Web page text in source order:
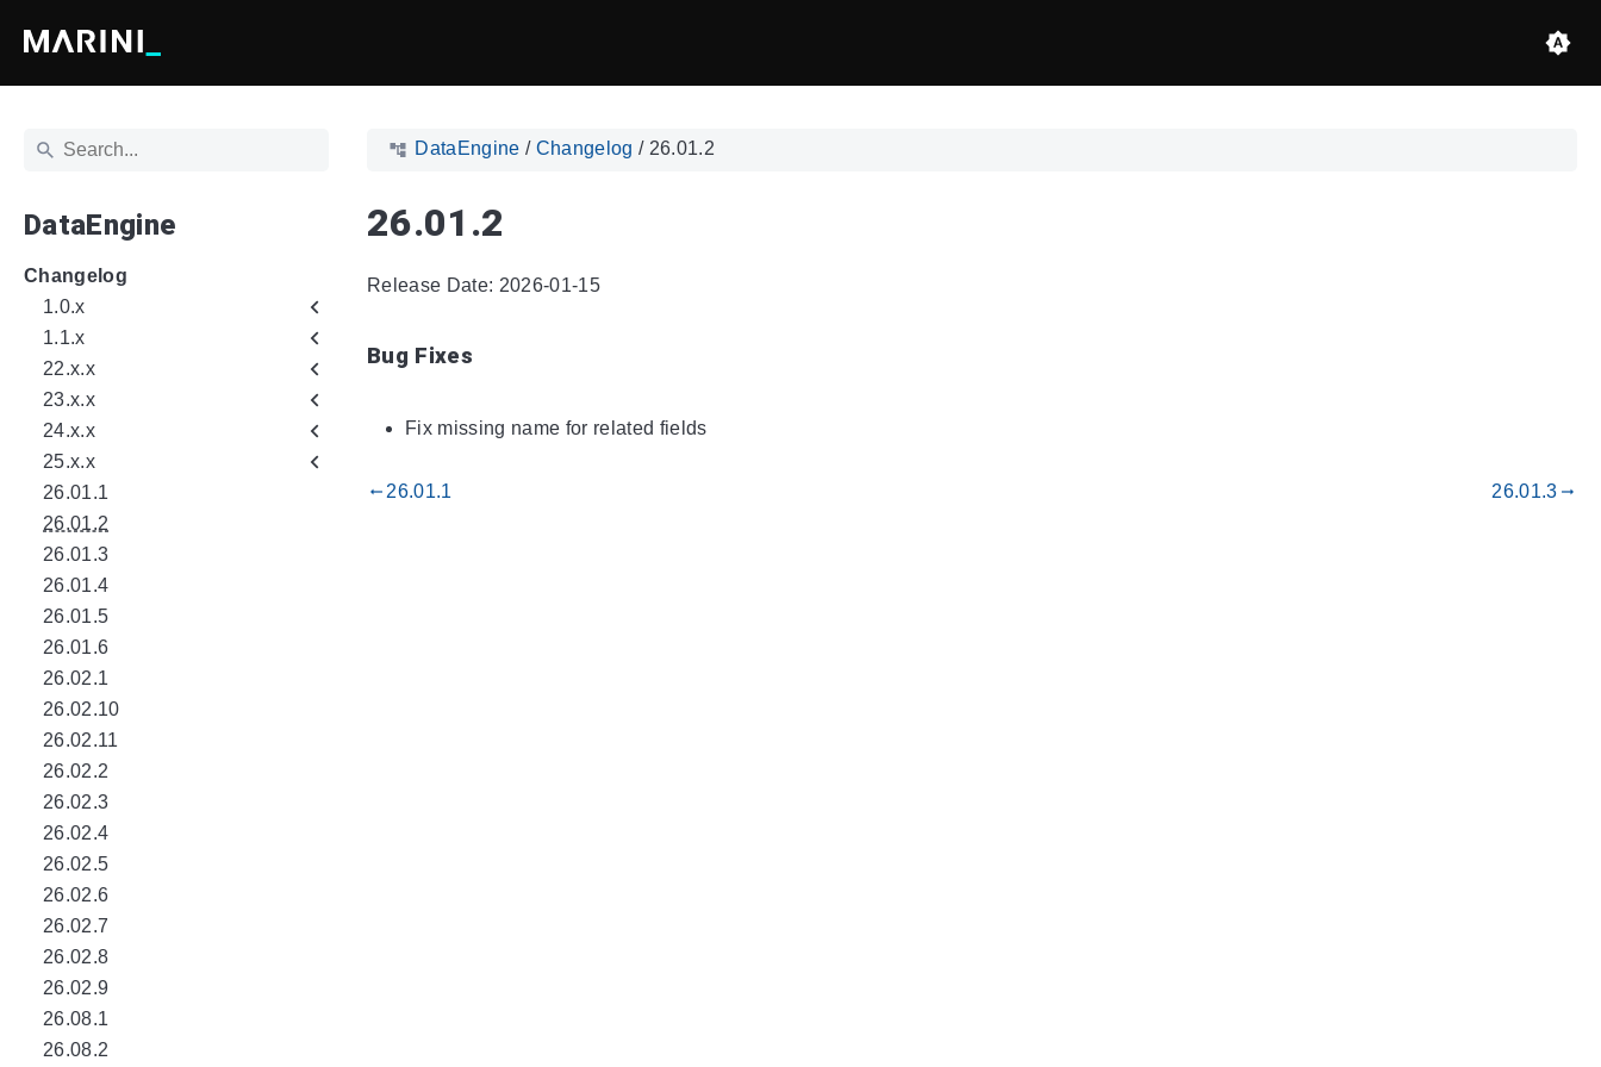
DataEngine
Changelog
1.0.x
1.1.x
22.x.x
23.x.x
24.x.x
25.x.x
26.01.1
26.01.2
26.01.3
26.01.4
26.01.5
26.01.6
26.02.1
26.02.10
26.02.11
26.02.2
26.02.3
26.02.4
26.02.5
26.02.6
26.02.7
26.02.8
26.02.9
26.08.1
26.08.2
DataEngine / Changelog / 26.01.2
26.01.2
Release Date: 2026-01-15
Bug Fixes
Fix missing name for related fields
gdoc_arrow_left_alt 26.01.1 26.01.3 gdoc_arrow_right_alt